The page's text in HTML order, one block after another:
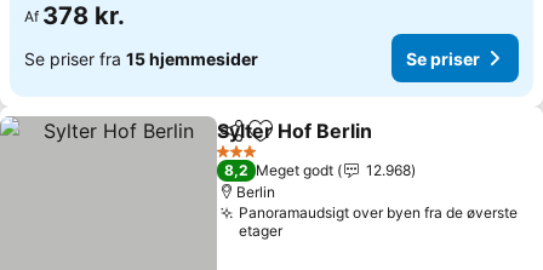
Af 378 kr.
Se priser fra 15 hjemmesider Se priser
Del Føj til favoritter
Sylter Hof Berlin
3 Stjerner
8,2 Meget godt
12.968
Berlin
Panoramaudsigt over byen fra de øverste
etager